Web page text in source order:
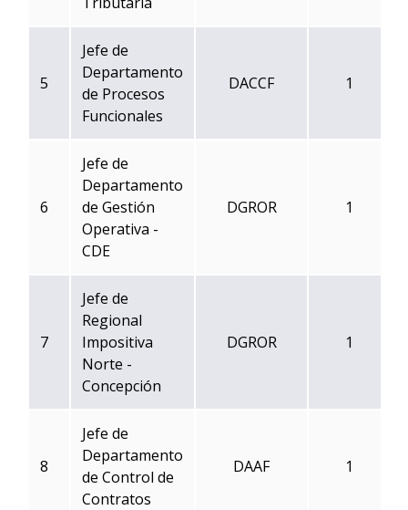
5
Jefe de
Departamento
de Procesos
Funcionales
DACCF 1
6
Jefe de
Departamento
de Gestión
Operativa -
CDE
DGROR 1
7
Jefe de
Regional
Impositiva
Norte -
Concepción
DGROR 1
8
Jefe de
Departamento
de Control de
Contratos
DAAF 1